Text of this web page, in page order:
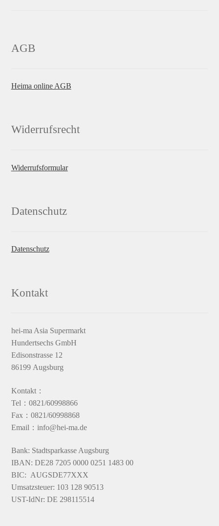
AGB
Heima online AGB
Widerrufsrecht
Widerrufsformular
Datenschutz
Datenschutz
Kontakt
hei-ma Asia Supermarkt
Hundertsechs GmbH
Edisonstrasse 12
86199 Augsburg
Kontakt：
Tel：0821/60998866
Fax：0821/60998868
Email：info@hei-ma.de
Bank: Stadtsparkasse Augsburg
IBAN: DE28 7205 0000 0251 1483 00
BIC: AUGSDE77XXX
Umsatzsteuer: 103 128 90513
UST-IdNr: DE 298115514